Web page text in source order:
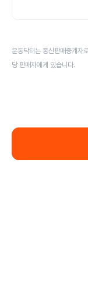
운동닥터는 통신판매중개자
당 판매자에게 있습니다.